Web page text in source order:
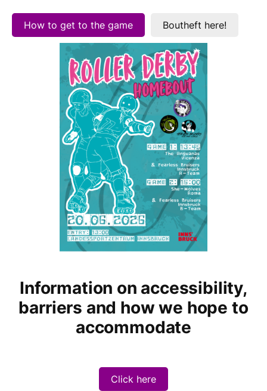
How to get to the game Boutheft here!
Information on accessibility,
barriers and how we hope to
accommodate
Click here